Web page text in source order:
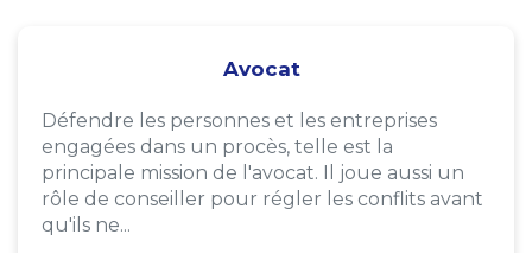
Avocat
Défendre les personnes et les entreprises
engagées dans un procès, telle est la
principale mission de l'avocat. Il joue aussi un
rôle de conseiller pour régler les conflits avant
qu'ils ne...